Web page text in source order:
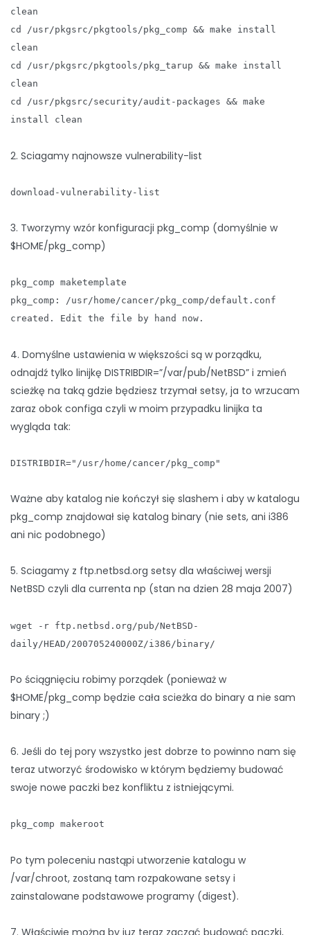
clean
cd /usr/pkgsrc/pkgtools/pkg_comp && make install
clean
cd /usr/pkgsrc/pkgtools/pkg_tarup && make install
clean
cd /usr/pkgsrc/security/audit-packages && make
install clean
2. Sciagamy najnowsze vulnerability-list
download-vulnerability-list
3. Tworzymy wzór konfiguracji pkg_comp (domyślnie w
$HOME/pkg_comp)
pkg_comp maketemplate
pkg_comp: /usr/home/cancer/pkg_comp/default.conf
created. Edit the file by hand now.
4. Domyślne ustawienia w większości są w porządku,
odnajdź tylko linijkę DISTRIBDIR=”/var/pub/NetBSD” i zmień
scieżkę na taką gdzie będziesz trzymał setsy, ja to wrzucam
zaraz obok configa czyli w moim przypadku linijka ta
wygląda tak:
DISTRIBDIR="/usr/home/cancer/pkg_comp"
Ważne aby katalog nie kończył się slashem i aby w katalogu
pkg_comp znajdował się katalog binary (nie sets, ani i386
ani nic podobnego)
5. Sciagamy z ftp.netbsd.org setsy dla właściwej wersji
NetBSD czyli dla currenta np (stan na dzien 28 maja 2007)
wget -r ftp.netbsd.org/pub/NetBSD-
daily/HEAD/200705240000Z/i386/binary/
Po ściągnięciu robimy porządek (ponieważ w
$HOME/pkg_comp będzie cała scieżka do binary a nie sam
binary ;)
6. Jeśli do tej pory wszystko jest dobrze to powinno nam się
teraz utworzyć środowisko w którym będziemy budować
swoje nowe paczki bez konfliktu z istniejącymi.
pkg_comp makeroot
Po tym poleceniu nastąpi utworzenie katalogu w
/var/chroot, zostaną tam rozpakowane setsy i
zainstalowane podstawowe programy (digest).
7. Właściwie można by juz teraz zacząć budować paczki,